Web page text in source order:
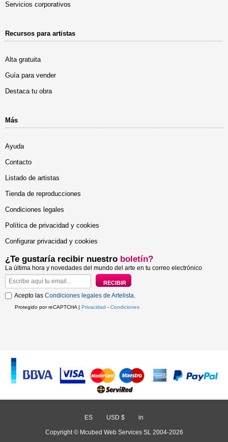
Servicios corporativos
Recursos para artistas
Alta gratuita
Guía para vender
Destaca tu obra
Más
Ayuda
Contacto
Listado de artistas
Tienda de reproducciones
Condiciones legales
Política de privacidad y cookies
Configurar privacidad y cookies
¿Te gustaría recibir nuestro boletín?
La última hora y novedades del mundo del arte en tu correo electrónico
Acepto las Condiciones legales de Artelista.
Protegido por reCAPTCHA | Privacidad - Condiciones
ES USD $ in
Copyright © Mcubed Web Services SL 2004-2026